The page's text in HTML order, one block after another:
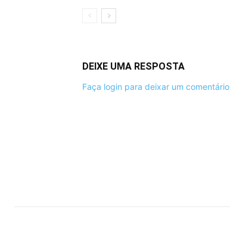
DEIXE UMA RESPOSTA
Faça login para deixar um comentário